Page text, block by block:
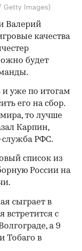
Images)
Валерий
качества
будет
уже по итогам
его на сбор.
то лучше
Карпин,
служба РФС.
список из
России на
сыграет в
встретится с
а 9
Тобаго в